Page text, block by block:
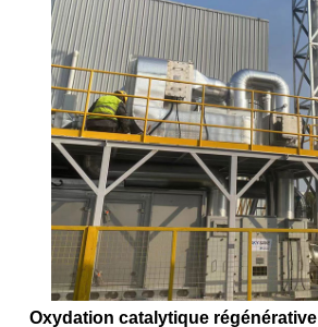
Oxydation catalytique régénérative